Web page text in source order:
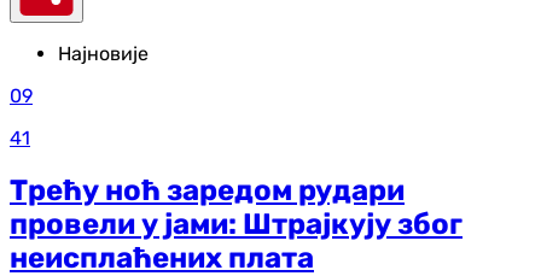
Најновије
09
41
Трећу ноћ заредом рудари
провели у јами: Штрајкују због
неисплаћених плата